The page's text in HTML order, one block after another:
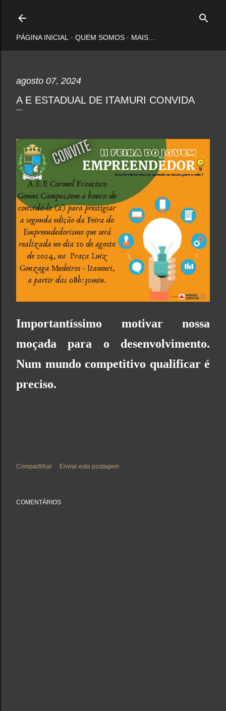
PÁGINA INICIAL QUEM SOMOS MAIS…
agosto 07, 2024
A E ESTADUAL DE ITAMURI CONVIDA
Importantíssimo motivar nossa
moçada para o desenvolvimento.
Num mundo competitivo qualificar é
preciso.
Compartilhar Enviar esta postagem
COMENTÁRIOS